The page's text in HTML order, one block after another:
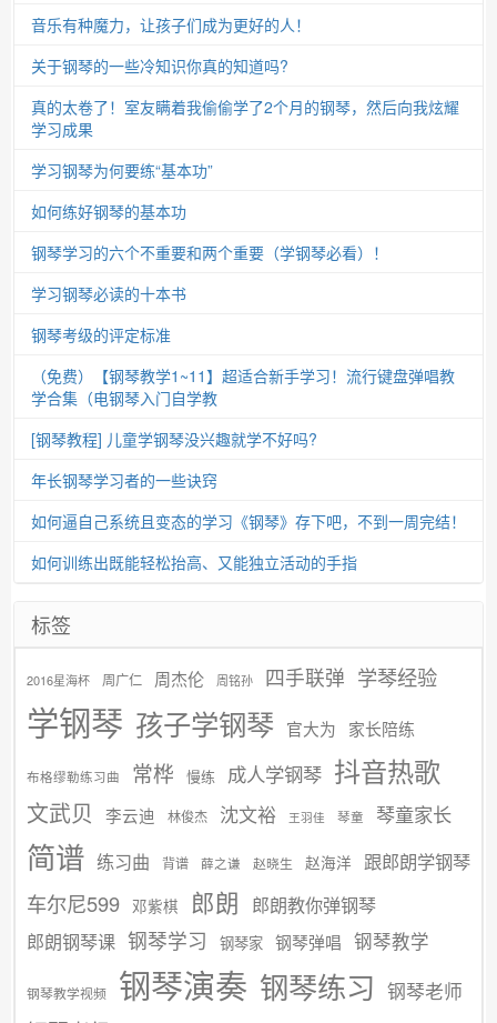
音乐有种魔力，让孩子们成为更好的人！
关于钢琴的一些冷知识你真的知道吗?
真的太卷了！室友瞒着我偷偷学了2个月的钢琴，然后向我炫耀
学习成果
学习钢琴为何要练“基本功”
如何练好钢琴的基本功
钢琴学习的六个不重要和两个重要（学钢琴必看）！
学习钢琴必读的十本书
钢琴考级的评定标准
（免费）【钢琴教学1~11】超适合新手学习！流行键盘弹唱教
学合集（电钢琴入门自学教
[钢琴教程] 儿童学钢琴没兴趣就学不好吗?
年长钢琴学习者的一些诀窍
如何逼自己系统且变态的学习《钢琴》存下吧，不到一周完结！
如何训练出既能轻松抬高、又能独立活动的手指
标签
2016星海杯 周广仁 周杰伦 周铭孙 四手联弹 学琴经验
学钢琴 孩子学钢琴 官大为 家长陪练
布格缪勒练习曲 常桦 慢练 成人学钢琴 抖音热歌
文武贝 李云迪 林俊杰 沈文裕 王羽佳 琴童 琴童家长
简谱 练习曲 背谱 薛之谦 赵晓生 赵海洋 跟郎朗学钢琴
车尔尼599 邓紫棋 郎朗 郎朗教你弹钢琴
郎朗钢琴课 钢琴学习 钢琴家 钢琴弹唱 钢琴教学
钢琴教学视频 钢琴演奏 钢琴练习 钢琴老师